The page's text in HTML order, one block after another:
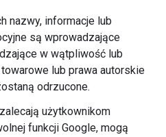
nazwy, informacje lub
są wprowadzające
w wątpliwość lub
lub prawa autorskie
odrzucone.
użytkownikom
funkcji Google, mogą